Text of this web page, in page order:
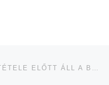
között LEGKEMÉNYEBB PRÓBATÉTELE ELŐTT ÁLL A BARNA-CSAPAT